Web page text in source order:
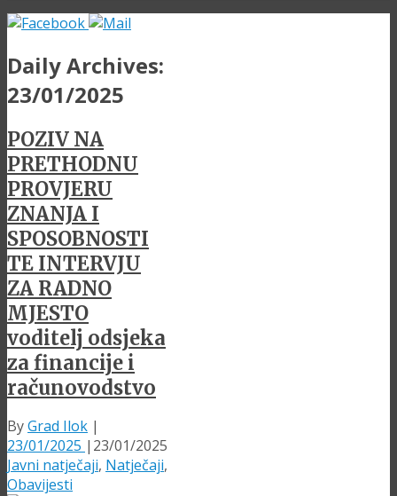
Daily Archives:
23/01/2025
POZIV NA
PRETHODNU
PROVJERU
ZNANJA I
SPOSOBNOSTI
TE INTERVJU
ZA RADNO
MJESTO
voditelj odsjeka
za financije i
računovodstvo
ByGrad Ilok |
23/01/2025 | 23/01/2025
Javni natječaji, Natječaji,
Obavijesti